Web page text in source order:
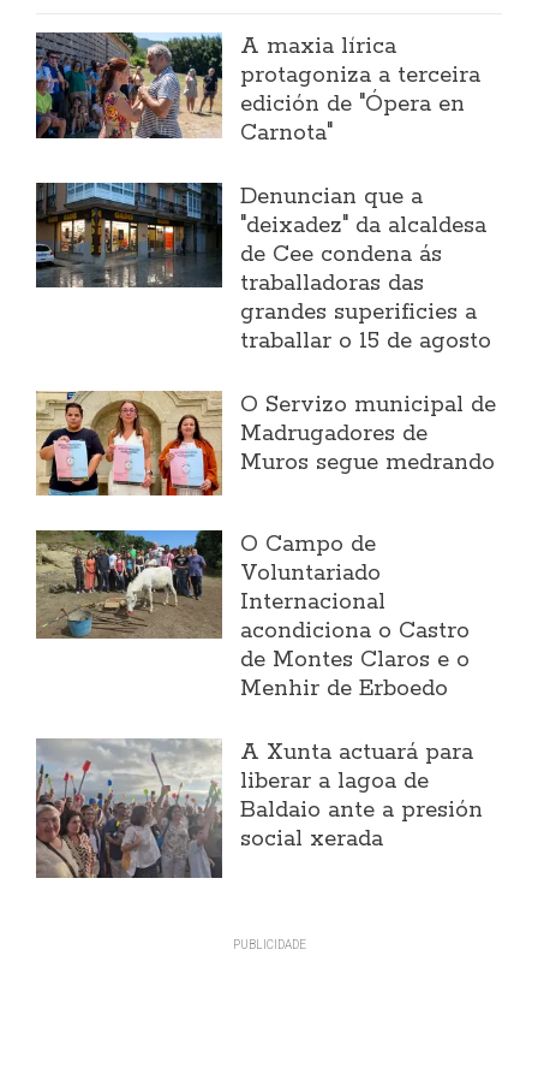
A maxia lírica
protagoniza a terceira
edición de "Ópera en
Carnota"
Denuncian que a
"deixadez" da alcaldesa
de Cee condena ás
traballadoras das
grandes superificies a
traballar o 15 de agosto
O Servizo municipal de
Madrugadores de
Muros segue medrando
O Campo de
Voluntariado
Internacional
acondiciona o Castro
de Montes Claros e o
Menhir de Erboedo
A Xunta actuará para
liberar a lagoa de
Baldaio ante a presión
social xerada